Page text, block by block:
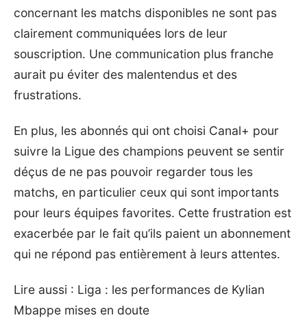
concernant les matchs disponibles ne sont pas
clairement communiquées lors de leur
souscription. Une communication plus franche
aurait pu éviter des malentendus et des
frustrations.
En plus, les abonnés qui ont choisi Canal+ pour
suivre la Ligue des champions peuvent se sentir
déçus de ne pas pouvoir regarder tous les
matchs, en particulier ceux qui sont importants
pour leurs équipes favorites. Cette frustration est
exacerbée par le fait qu’ils paient un abonnement
qui ne répond pas entièrement à leurs attentes.
Lire aussi : Liga : les performances de Kylian
Mbappe mises en doute